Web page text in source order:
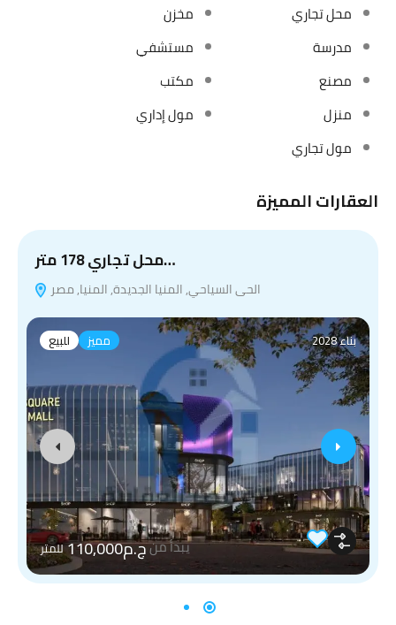
محل تجاري
مخزن
مدرسة
مستشفي
مصنع
مكتب
منزل
مول إداري
مول تجاري
العقارات المميزة
محل تجاري 178 متر…
الحى السياحي, المنيا الجديدة, المنيا, مصر
للبيع مميز بناء 2028
يبدأ منج.م110,000 للمتر